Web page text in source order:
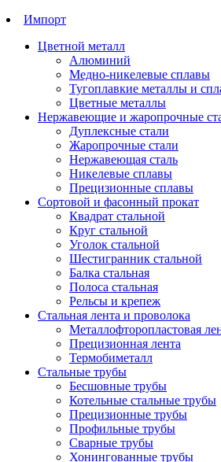
Импорт
Цветной металл
Алюминий
Медно-никелевые сплавы
Тугоплавкие металлы и
Цветные металлы
Нержавеющие и жаропрочные
Дуплексные стали
Жаропрочные стали
Нержавеющая сталь
Никелевые сплавы
Прецизионные сплавы
Сортовой и фасонный прокат
Квадрат стальной
Круг стальной
Уголок стальной
Шестигранник стальной
Балка стальная
Полоса стальная
Рельсы и крепеж
Стальная лента и проволока
Металлофторопластовая
Прецизионная лента
Термобиметалл
Стальные трубы
Бесшовные трубы
Котельные стальные трубы
Прецизионные трубы
Профильные трубы
Сварные трубы
Хонингованные трубы